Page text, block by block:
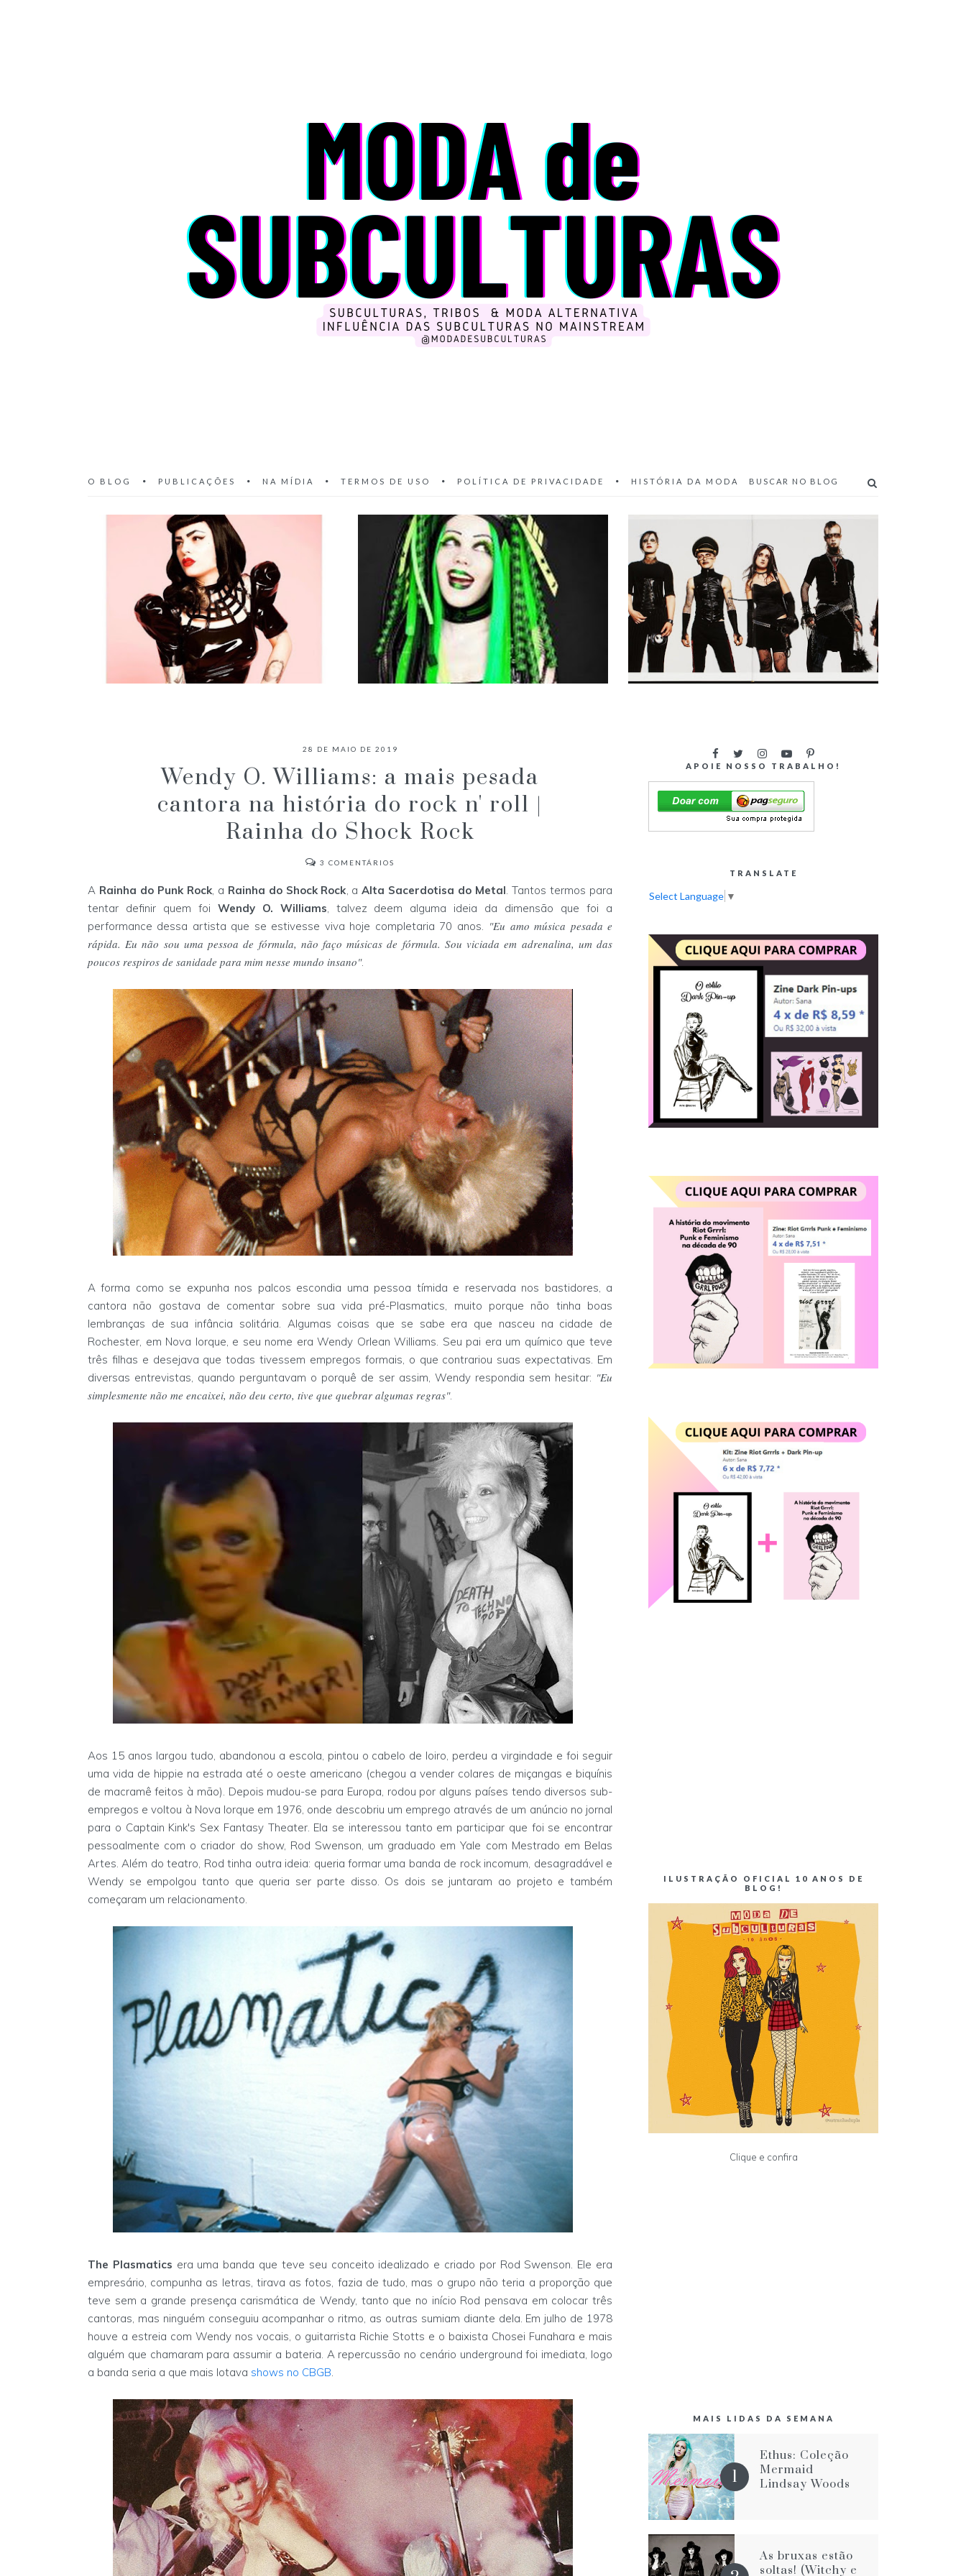
O BLOG PUBLICAÇÕES NA MÍDIA TERMOS DE USO POLÍTICA DE PRIVACIDADE HISTÓRIA DA MODA
BRASILEIRAS QUE SE TORNOU
INTERNACIONAL! #GLAMOURGHOUL
28 DE MAIO DE 2019
Wendy O. Williams: a mais pesada
cantora na história do rock n' roll |
Rainha do Shock Rock
3 COMENTÁRIOS
A Rainha do Punk Rock, a Rainha do Shock Rock, aAlta Sacerdotisa do Metal. Tantos termos para
tentar definir quem foi Wendy O. Williams, talvez deem alguma ideia da dimensão que foi a
performance dessa artista que se estivesse viva hoje completaria 70 anos. "Eu amo música pesada e
rápida. Eu não sou uma pessoa de fórmula, não faço músicas de fórmula. Sou viciada em adrenalina, um das
poucos respiros de sanidade para mim nesse mundo insano".
A forma como se expunha nos palcos escondia uma pessoa tímida e reservada nos bastidores, a
cantora não gostava de comentar sobre sua vida pré-Plasmatics, muito porque não tinha boas
lembranças de sua infância solitária. Algumas coisas que se sabe era que nasceu na cidade de
Rochester, em Nova Iorque, e seu nome era Wendy Orlean Williams. Seu pai era um químico que teve
três filhas e desejava que todas tivessem empregos formais, o que contrariou suas expectativas. Em
diversas entrevistas, quando perguntavam o porquê de ser assim, Wendy respondia sem hesitar: "Eu
simplesmente não me encaixei, não deu certo, tive que quebrar algumas regras".
Aos 15 anos largou tudo, abandonou a escola, pintou o cabelo de loiro, perdeu a virgindade e foi seguir
uma vida de hippie na estrada até o oeste americano (chegou a vender colares de miçangas e biquínis
de macramê feitos à mão). Depois mudou-se para Europa, rodou por alguns países tendo diversos sub-
empregos e voltou à Nova Iorque em 1976, onde descobriu um emprego através de um anúncio no jornal
para o Captain Kink's Sex Fantasy Theater. Ela se interessou tanto em participar que foi se encontrar
pessoalmente com o criador do show, Rod Swenson, um graduado em Yale com Mestrado em Belas
Artes. Além do teatro, Rod tinha outra ideia: queria formar uma banda de rock incomum, desagradável e
Wendy se empolgou tanto que queria ser parte disso. Os dois se juntaram ao projeto e também
começaram um relacionamento.
The Plasmatics era uma banda que teve seu conceito idealizado e criado por Rod Swenson. Ele era
empresário, compunha as letras, tirava as fotos, fazia de tudo, mas o grupo não teria a proporção que
teve sem a grande presença carismática de Wendy, tanto que no início Rod pensava em colocar três
cantoras, mas ninguém conseguiu acompanhar o ritmo, as outras sumiam diante dela. Em julho de 1978
houve a estreia com Wendy nos vocais, o guitarrista Richie Stotts e o baixista Chosei Funahara e mais
alguém que chamaram para assumir a bateria. A repercussão no cenário underground foi imediata, logo
a banda seria a que mais lotava shows no CBGB.
APOIE NOSSO TRABALHO!
TRANSLATE
Select Language ▼
ILUSTRAÇÃO OFICIAL 10 ANOS DE
BLOG!
Clique e confira
MAIS LIDAS DA SEMANA
Ethus: Coleção
Mermaid
Lindsay Woods
As bruxas estão
soltas! (Witchy e